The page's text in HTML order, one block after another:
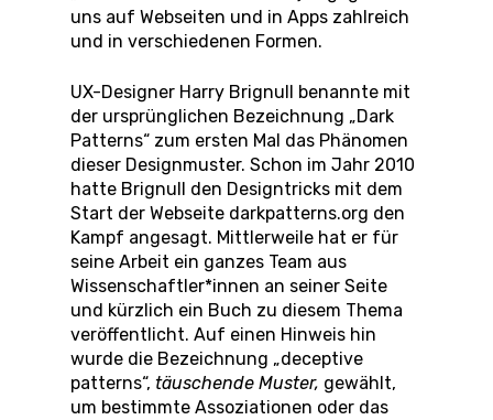
uns auf Webseiten und in Apps zahlreich
und in verschiedenen Formen.
UX-Designer Harry Brignull benannte mit
der ursprünglichen Bezeichnung „Dark
Patterns“ zum ersten Mal das Phänomen
dieser Designmuster. Schon im Jahr 2010
hatte Brignull den Designtricks mit dem
Start der Webseite darkpatterns.org den
Kampf angesagt. Mittlerweile hat er für
seine Arbeit ein ganzes Team aus
Wissenschaftler*innen an seiner Seite
und kürzlich ein Buch zu diesem Thema
veröffentlicht. Auf einen Hinweis hin
wurde die Bezeichnung „deceptive
patterns“, täuschende Muster, gewählt,
um bestimmte Assoziationen oder das